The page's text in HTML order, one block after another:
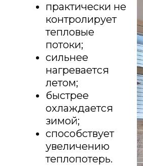
практически не
контролирует
тепловые
потоки;
сильнее
нагревается
летом;
быстрее
охлаждается
зимой;
способствует
увеличению
теплопотерь.